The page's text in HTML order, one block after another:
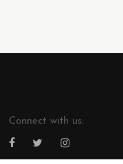
Connect with us: